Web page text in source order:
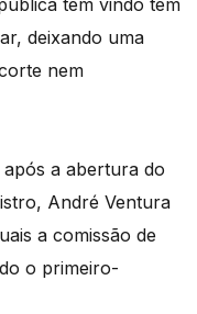
tem vindo têm
deixando uma
nem
a abertura do
André Ventura
a comissão de
o primeiro-